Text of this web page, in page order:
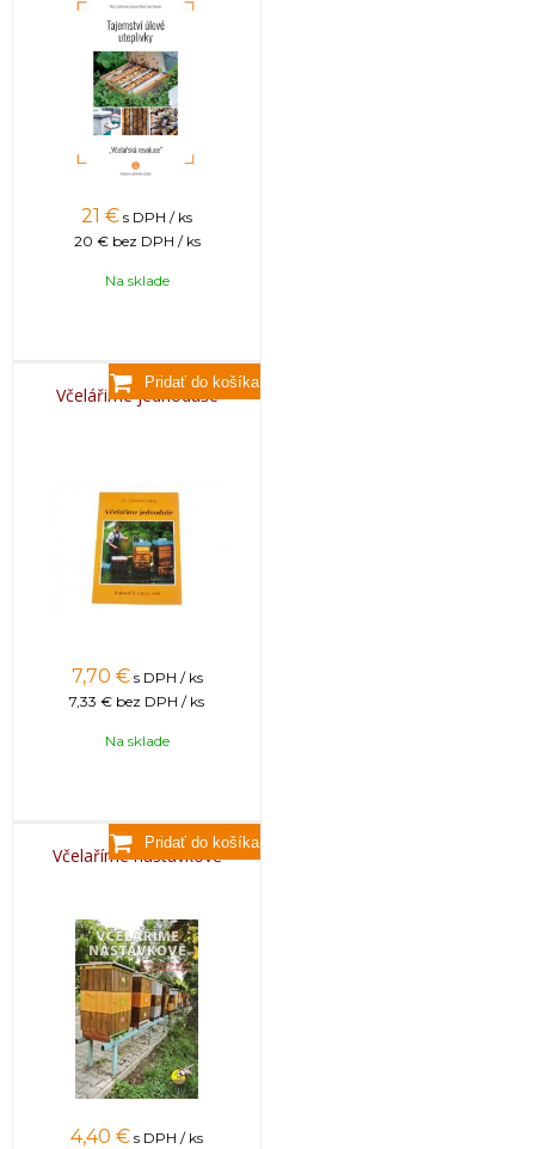
21 € s DPH / ks
20 € bez DPH / ks
Na sklade
Včelářime jednoduše
7,70 € s DPH / ks
7,33 € bez DPH / ks
Na sklade
Včelaříme nástavkově
4,40 € s DPH / ks